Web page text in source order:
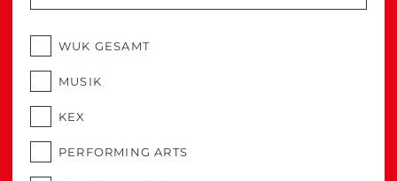
WUK GESAMT
MUSIK
KEX
PERFORMING ARTS